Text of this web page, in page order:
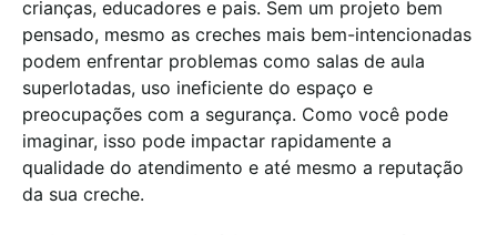
crianças, educadores e pais. Sem um projeto bem
pensado, mesmo as creches mais bem-intencionadas
podem enfrentar problemas como salas de aula
superlotadas, uso ineficiente do espaço e
preocupações com a segurança. Como você pode
imaginar, isso pode impactar rapidamente a
qualidade do atendimento e até mesmo a reputação
da sua creche.